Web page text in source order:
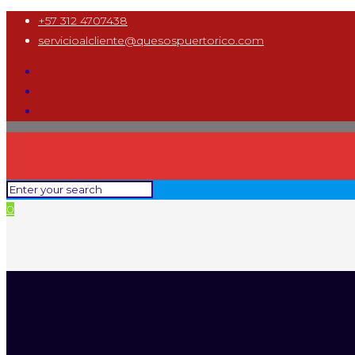
+57 312 4707438
servicioalcliente@quesospuertorico.com
0